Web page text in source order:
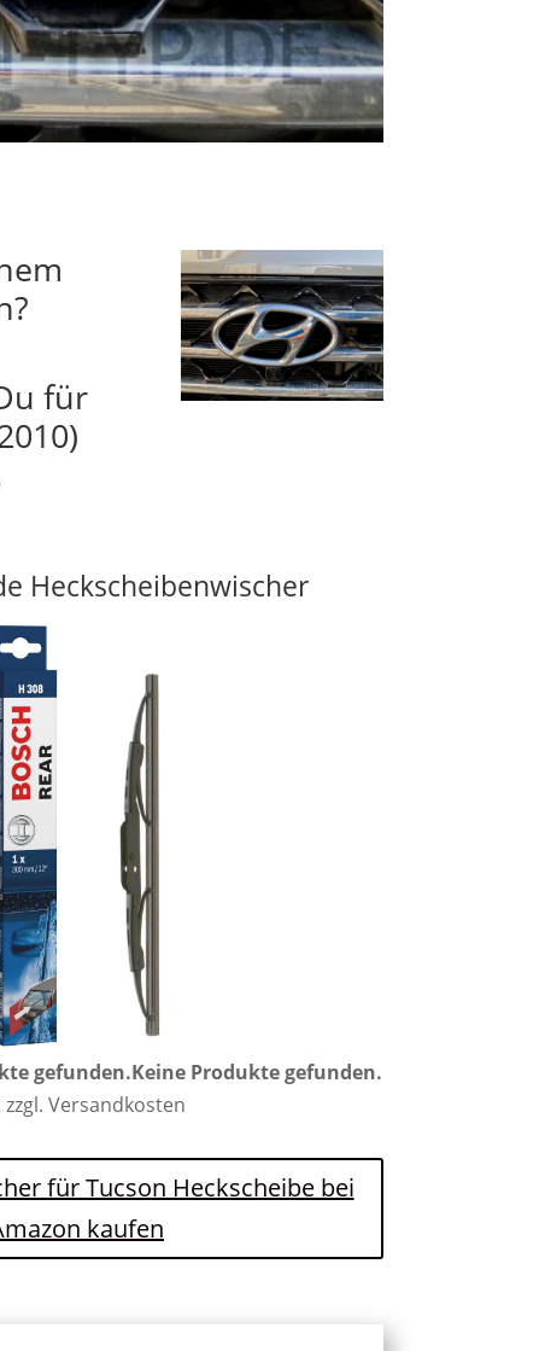
für
Heckscheibenwischer
gefunden.Keine Produkte gefunden.
zzgl. Versandkosten
für Tucson Heckscheibe bei
kaufen